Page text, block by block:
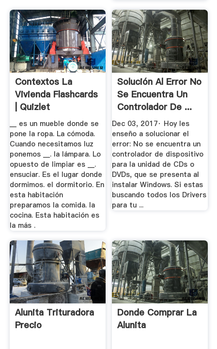
Contextos La
Vivienda Flashcards
| Quizlet
__ es un mueble donde se
pone la ropa. La cómoda.
Cuando necesitamos luz
ponemos __. la lámpara. Lo
opuesto de limpiar es __.
ensuciar. Es el lugar donde
dormimos. el dormitorio. En
esta habitación
preparamos la comida. la
cocina. Esta habitación es
la más .
Solución Al Error No
Se Encuentra Un
Controlador De ...
Dec 03, 2017· Hoy les
enseño a solucionar el
error: No se encuentra un
controlador de dispositivo
para la unidad de CDs o
DVDs, que se presenta al
instalar Windows. Si estas
buscando todos los Drivers
para tu ...
Alunita Trituradora
Precio
Donde Comprar La
Alunita